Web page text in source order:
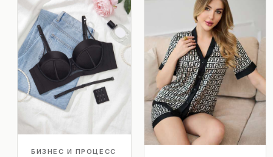
БИЗНЕС И ПРОЦЕСС